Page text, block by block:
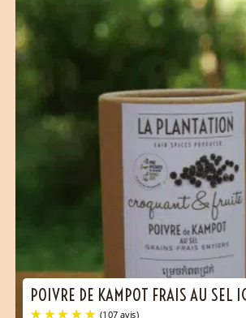
(50 avis)
POIVRE DE KAMPOT FRAIS AU SEL